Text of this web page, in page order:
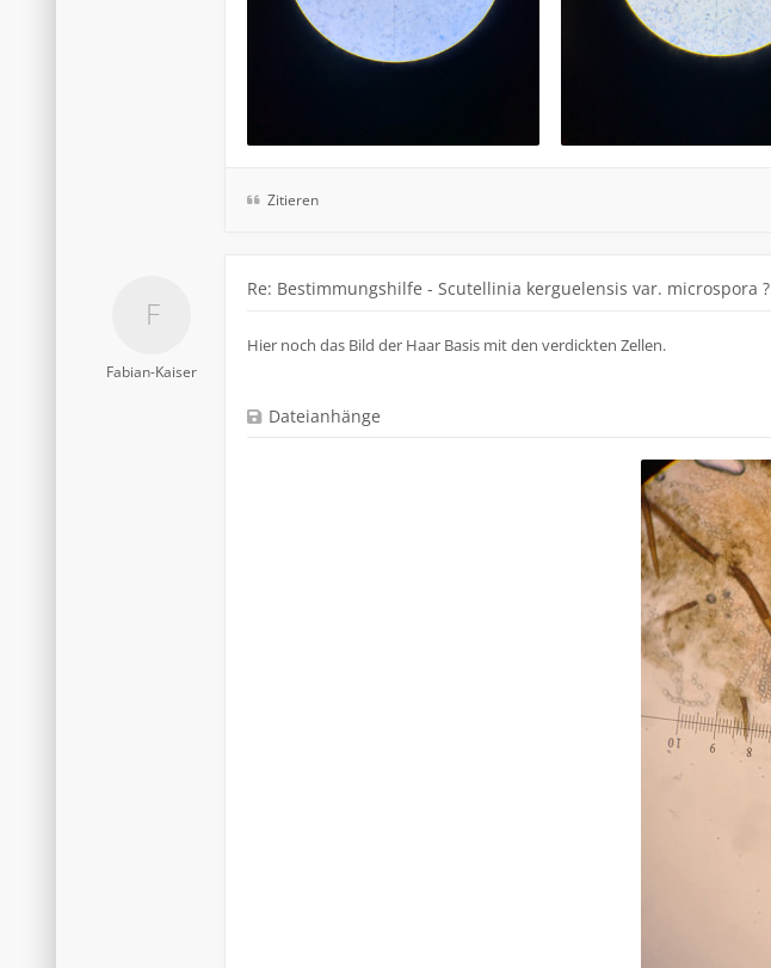
Zitieren
Fabian-Kaiser
Re: Bestimmungshilfe - Scutellinia kerguelensis var. microspora ?
Hier noch das Bild der Haar Basis mit den verdickten Zellen.
Dateianhänge